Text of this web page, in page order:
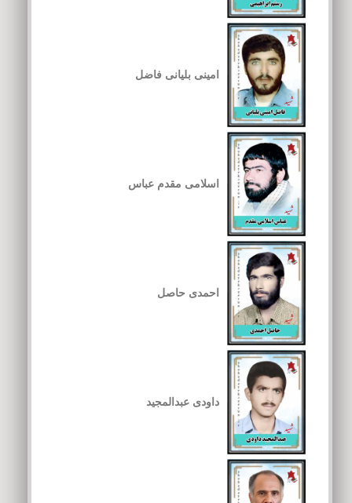
امینی بلیانی فاضل
اسلامی مقدم عباس
احمدی حاصل
داودی عبدالمجید